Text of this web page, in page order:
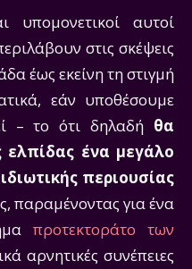
υπομονετικοί αυτοί
στις σκέψεις
έως εκείνη τη στιγμή
εάν υποθέσουμε
– το ότι δηλαδή θα
ένα μεγάλο
περιουσίας
παραμένοντας για ένα
προτεκτοράτο των
αρνητικές συνέπειες